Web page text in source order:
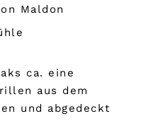
Maldon
ca. eine
aus dem
und abgedeckt